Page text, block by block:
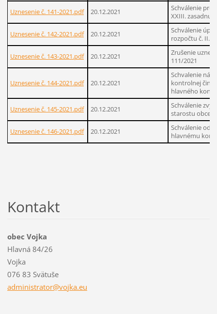
Uznesenie č. 141-2021.pdf 20.12.2021
Schválenie
XXIII.
Uznesenie č. 142-2021.pdf 20.12.2021
Schválenie
rozpočtu č. II.
Uznesenie č. 143-2021.pdf 20.12.2021
Zrušenie
111/2021
Uznesenie č. 144-2021.pdf 20.12.2021
Schvalenie
kontrolnej
hlavného
Uznesenie č. 145-2021.pdf 20.12.2021
Schválenie
starostu obce
Uznesenie č. 146-2021.pdf 20.12.2021
Schválenie
hlavnému
Kontakt
obec Vojka
Hlavná 84/26
Vojka
076 83 Svätuše
administrator@vojka.eu